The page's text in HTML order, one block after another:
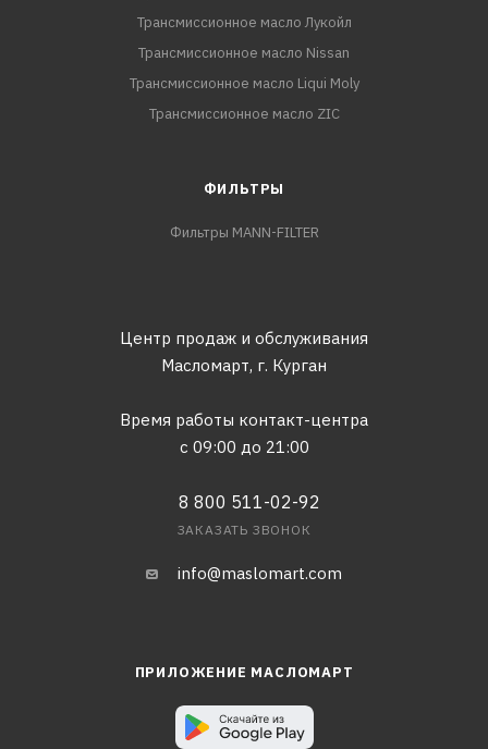
Трансмиссионное масло Лукойл
Трансмиссионное масло Nissan
Трансмиссионное масло Liqui Moly
Трансмиссионное масло ZIC
ФИЛЬТРЫ
Фильтры MANN-FILTER
Центр продаж и обслуживания
Масломарт, г. Курган
Время работы контакт-центра
с 09:00 до 21:00
8 800 511-02-92
ЗАКАЗАТЬ ЗВОНОК
info@maslomart.com
ПРИЛОЖЕНИЕ МАСЛОМАРТ